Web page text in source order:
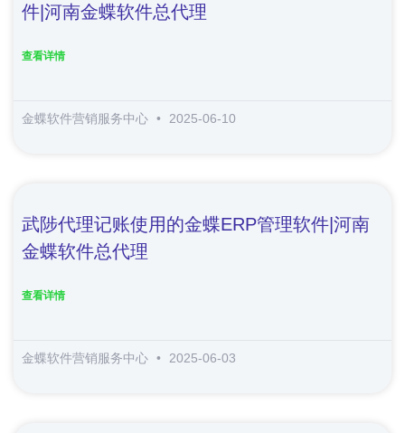
件|河南金蝶软件总代理
查看详情
金蝶软件营销服务中心 2025-06-10
武陟代理记账使用的金蝶ERP管理软件|河南
金蝶软件总代理
查看详情
金蝶软件营销服务中心 2025-06-03